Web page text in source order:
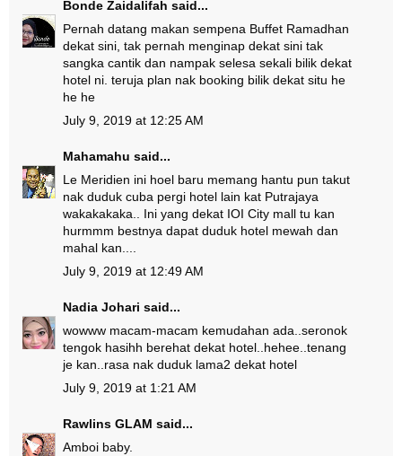
Bonde Zaidalifah said...
Pernah datang makan sempena Buffet Ramadhan
dekat sini, tak pernah menginap dekat sini tak
sangka cantik dan nampak selesa sekali bilik dekat
hotel ni. teruja plan nak booking bilik dekat situ he
he he
July 9, 2019 at 12:25 AM
Mahamahu said...
Le Meridien ini hoel baru memang hantu pun takut
nak duduk cuba pergi hotel lain kat Putrajaya
wakakakaka.. Ini yang dekat IOI City mall tu kan
hurmmm bestnya dapat duduk hotel mewah dan
mahal kan....
July 9, 2019 at 12:49 AM
Nadia Johari said...
wowww macam-macam kemudahan ada..seronok
tengok hasihh berehat dekat hotel..hehee..tenang
je kan..rasa nak duduk lama2 dekat hotel
July 9, 2019 at 1:21 AM
Rawlins GLAM said...
Amboi baby.